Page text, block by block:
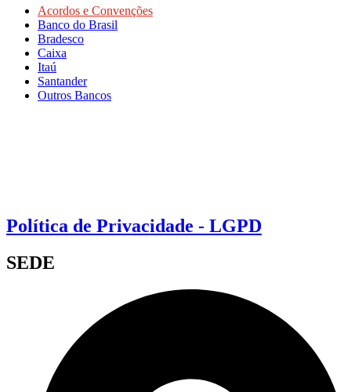
Acordos e Convenções
Banco do Brasil
Bradesco
Caixa
Itaú
Santander
Outros Bancos
Política de Privacidade - LGPD
SEDE